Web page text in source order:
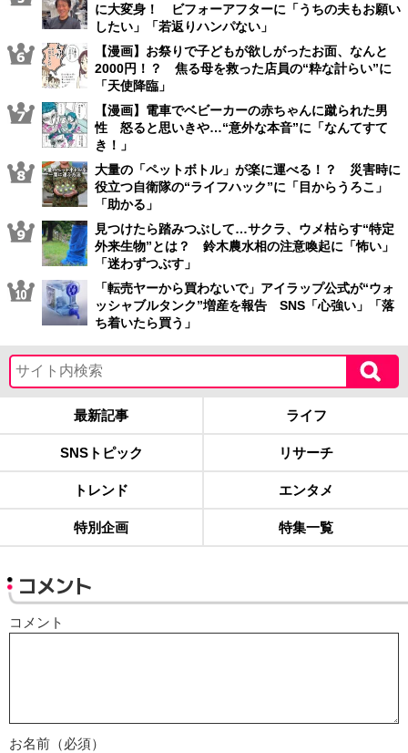
に大変身！ ビフォーアフターに「うちの夫もお願い
したい」「若返りハンパない」
【漫画】お祭りで子どもが欲しがったお面、なんと
2000円！？ 焦る母を救った店員の“粋な計らい”に
「天使降臨」
【漫画】電車でベビーカーの赤ちゃんに蹴られた男
性 怒ると思いきや…“意外な本音”に「なんてすて
き！」
大量の「ペットボトル」が楽に運べる！？ 災害時に
役立つ自衛隊の“ライフハック”に「目からうろこ」
「助かる」
見つけたら踏みつぶして…サクラ、ウメ枯らす“特定
外来生物”とは？ 鈴木農水相の注意喚起に「怖い」
「迷わずつぶす」
「転売ヤーから買わないで」アイラップ公式が“ウォ
ッシャブルタンク”増産を報告 SNS「心強い」「落
ち着いたら買う」
最新記事 ライフ
SNSトピック リサーチ
トレンド エンタメ
特別企画 特集一覧
コメント
コメント
お名前（必須）